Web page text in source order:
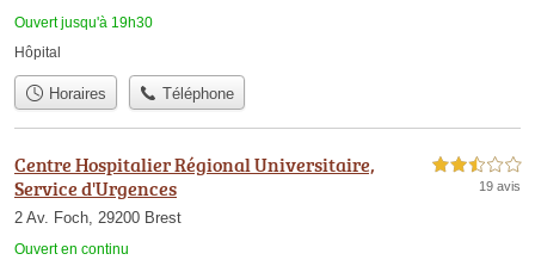
Ouvert jusqu'à 19h30
Hôpital
Horaires Téléphone
Centre Hospitalier Régional Universitaire,
Service d'Urgences
2 Av. Foch, 29200 Brest
Ouvert en continu
2,5 étoiles sur 5
19 avis